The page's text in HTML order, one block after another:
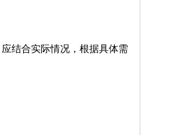
结合实际情况，根据具体需